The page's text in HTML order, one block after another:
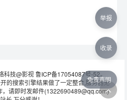
科技@影视鲁ICP备17054087号-52。
的搜索引擎结果做了一定整合,服务器无
，请即时发邮件(1322690489@qq.com)
免责声明
举报
收录